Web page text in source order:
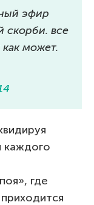
эфир
скорби. все
может.
каждого
где